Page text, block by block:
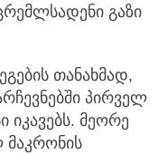
გაზი
თანახმად,
პირველ
იკავებს. მეორე
მაკრონის